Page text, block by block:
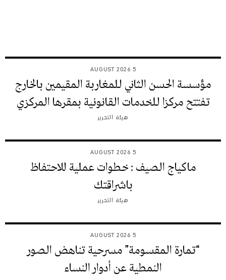
5 AUGUST 2026
مؤسسة الحسن الثاني للمغاربة المقيمين بالخارج
تفتتح مركزا للخدمات القانونية بمقرها المركزي
هيئة التحرير
5 AUGUST 2026
ماكياج الصيف : خطوات عملية للاحتفاظ
باشراقتك
هيئة التحرير
5 AUGUST 2026
“تمارة المقسومة” مسرحية تناهض الصور
النمطية عن أدوار النساء